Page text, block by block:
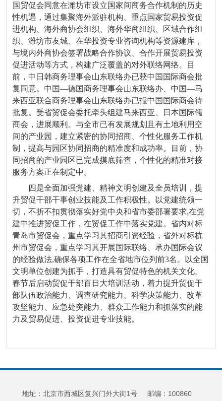
国贸促会同意在潍坊市设立国家间商务合作机制的历史
性机遇，通过集聚海外派驻机构、重点国家贸易投资促
进机构、海外商协会组织、海外华商组织、区域合作组
织、潍坊市友城、在华投资专业咨询机构等资源建库，
与境内外商协会签署战略合作协议、合作开展贸易投资
促进活动等方式，构建广泛覆盖的对外联络网络。目
前，中日韩商务理事会山东联络办已获中国国际商会批
复同意。中国—德国商务理事会山东联络办、中国—马
来西亚联合商务理事会山东联络办已报中国国际商会待
批复。受省贸促会委托牵头组建马来西亚、日本国际儒
商会，进展顺利。与全市已有发展规划且有土地利用空
间的产业园，建立紧密的协同招商、个性化服务工作机
制，提高与园区协同招商的精准度和成功率。目前，协
同招商的产业园区已完成摸底筛查，个性化的精准对接
服务方案正在制定中。
四是全面加强党建、精神文明创建及全员培训，提
升贸促干部干事创业技能及工作积极性。以党建统领一
切，不折不扣贯彻落实好党中央和省市委部署要求,在党
建中推进贸促工作，在贸促工作中落实党建。省内对标
青岛市贸促会，重点学习其招商引资经验，省外对标杭
州市贸促会，重点学习其开展国际联络、承办国际会议
的经验做法,确保各项工作在全省地市位列前3名。以全国
文明单位创建为抓手，打造具有贸促特色的机关文化。
春节后启动贸促干部百日大培训活动，着力提升贸促干
部队伍政治能力、调查研究能力、科学决策能力、改革
攻坚能力、应急处突能力、群众工作能力和抓落实的能
力及贸易促进、投资促进专业技能。
地址：北京市西城区复兴门外大街1号 邮编：100860